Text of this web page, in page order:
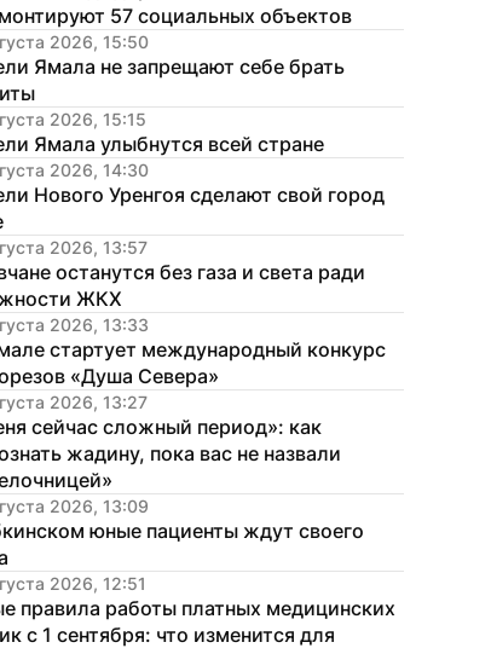
57 социальных объектов
2026, 15:50
Ямала не запрещают себе брать
2026, 15:15
Ямала улыбнутся всей стране
2026, 14:30
Нового Уренгоя сделают свой город
2026, 13:57
останутся без газа и света ради
ЖКХ
2026, 13:33
стартует международный конкурс
«Душа Севера»
2026, 13:27
сейчас сложный период»: как
жадину, пока вас не назвали
2026, 13:09
юные пациенты ждут своего
2026, 12:51
правила работы платных медицинских
с 1 сентября: что изменится для